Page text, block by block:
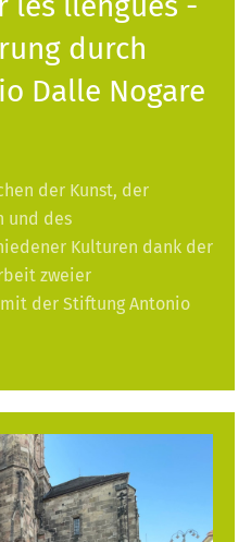
durch
Dalle Nogare
der Kunst, der
und des
Kulturen dank der
zweier
der Stiftung Antonio